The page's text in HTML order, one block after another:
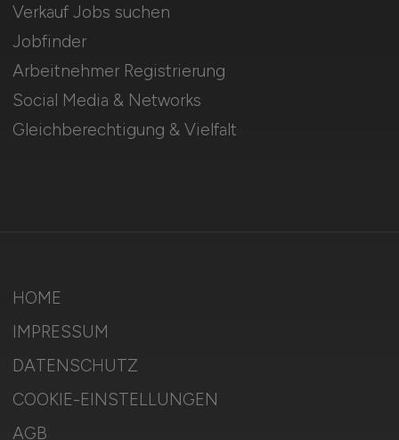
Verkauf Jobs suchen
Jobfinder
Arbeitnehmer Registrierung
Social Media & Networks
Gleichberechtigung & Vielfalt
HOME
IMPRESSUM
DATENSCHUTZ
COOKIE-EINSTELLUNGEN
AGB